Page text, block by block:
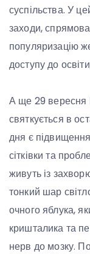
суспільства. У
заходи,
популяризацію
доступу до
А ще 29 вересня
святкується в
дня є
сітківки та
живуть із
тонкий шар
очного яблука,
кришталика та
нерв до мозку.